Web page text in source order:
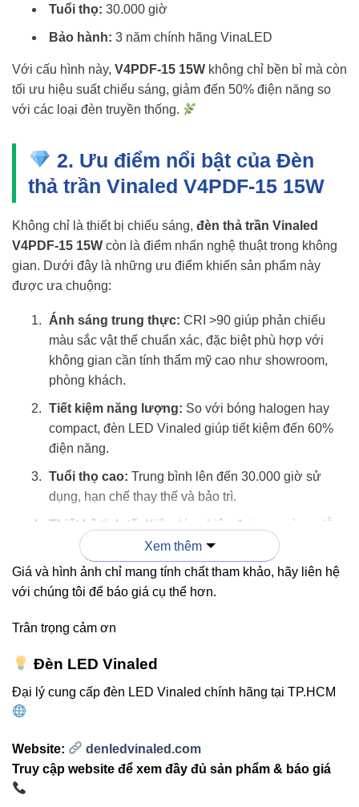
Tuổi thọ: 30.000 giờ
Bảo hành: 3 năm chính hãng VinaLED
Với cấu hình này, V4PDF-15 15W không chỉ bền bỉ mà còn
tối ưu hiệu suất chiếu sáng, giảm đến 50% điện năng so
với các loại đèn truyền thống.
2. Ưu điểm nổi bật của Đèn
thả trần Vinaled V4PDF-15 15W
Không chỉ là thiết bị chiếu sáng, đèn thả trần Vinaled
V4PDF-15 15W còn là điểm nhấn nghệ thuật trong không
gian. Dưới đây là những ưu điểm khiến sản phẩm này
được ưa chuộng:
Ánh sáng trung thực: CRI >90 giúp phản chiếu
màu sắc vật thể chuẩn xác, đặc biệt phù hợp với
không gian cần tính thẩm mỹ cao như showroom,
phòng khách.
Tiết kiệm năng lượng: So với bóng halogen hay
compact, đèn LED Vinaled giúp tiết kiệm đến 60%
điện năng.
Tuổi thọ cao: Trung bình lên đến 30.000 giờ sử
dụng, hạn chế thay thế và bảo trì.
Thiết kế tinh tế:
Kiểu dáng hiện đại, gọn gàng, dễ
dàng lắp đặt trên trần thạch cao.
An toàn & thân thiện môi trường:Không chứa
thủy ngân, không phát tia UV, bảo vệ thị lực và sức
“Ánh sáng chuẩn xác và thân thiện chính là
yếu tố giúpVinaledtrở thành thương hiệu LED
3. Ứng dụng linh hoạt trong
Xem thêm
Giá và hình ảnh chỉ mang tính chất tham khảo, hãy liên hệ
với chúng tôi để báo giá cụ thể hơn.
Trân trọng cảm ơn
Đèn LED Vinaled
Đại lý cung cấp đèn LED Vinaled chính hãng tại TP.HCM
Website:
denledvinaled.com
Truy cập website để xem đầy đủ sản phẩm & báo giá